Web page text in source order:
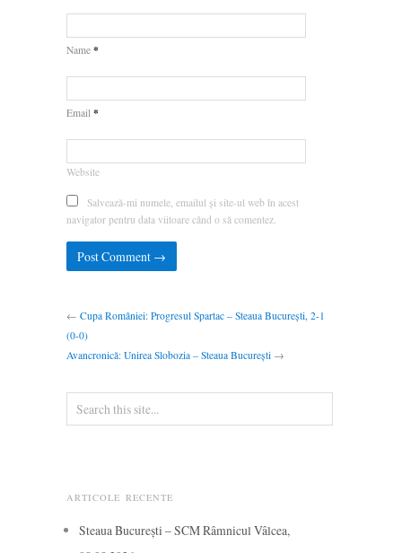
Name *
Email *
Website
Salvează-mi numele, emailul și site-ul web în acest
navigator pentru data viitoare când o să comentez.
← Cupa României: Progresul Spartac – Steaua București, 2-1
(0-0)
Avancronică: Unirea Slobozia – Steaua București →
ARTICOLE RECENTE
Steaua București – SCM Râmnicul Vâlcea,